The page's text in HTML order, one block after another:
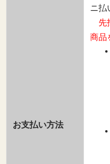
お支払い方法
ニ払
先
商品